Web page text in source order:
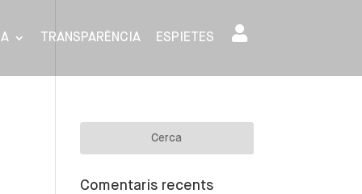
TRANSPARÈNCIA ESPIETES
Comentaris recents